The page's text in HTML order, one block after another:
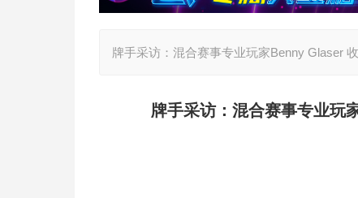
牌手采访：混合赛事专业玩家Benny Glaser
牌手采访：混合赛事专业玩